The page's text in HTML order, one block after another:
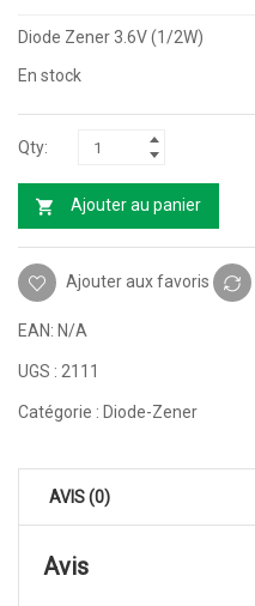
Diode Zener 3.6V (1/2W)
En stock
Ajouter au panier
Ajouter aux favoris
EAN: N/A
UGS : 2111
Catégorie : Diode-Zener
AVIS (0)
Avis